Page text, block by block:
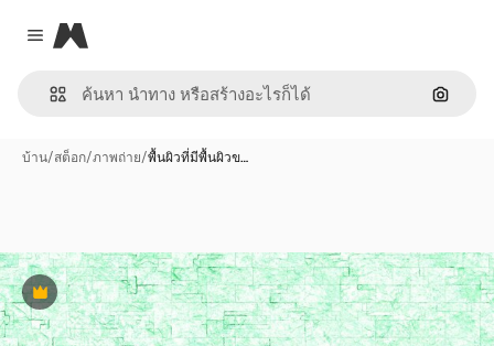
Close menu
Magnific
ค้นหา
บ้าน/สต็อก/ภาพถ่าย/พื้นผิวที่มีพื้นผิวข…
พรีเมี่ยม